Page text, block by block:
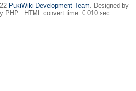
PukiWiki Development Team. Designed by
PHP . HTML convert time: 0.010 sec.